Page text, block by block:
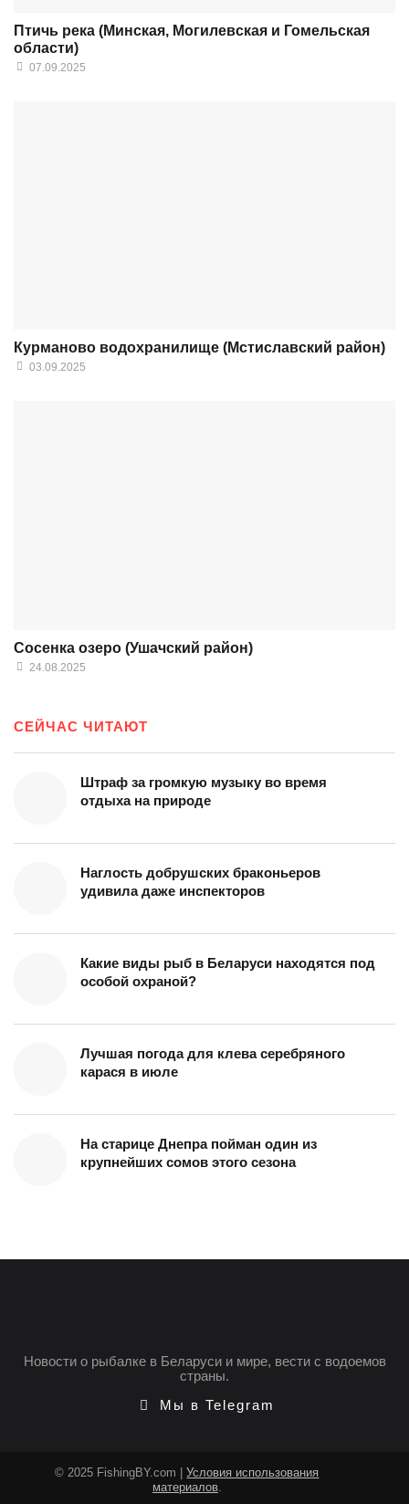
Птичь река (Минская, Могилевская и Гомельская
области)
07.09.2025
Курманово водохранилище (Мстиславский район)
03.09.2025
Сосенка озеро (Ушачский район)
24.08.2025
СЕЙЧАС ЧИТАЮТ
Штраф за громкую музыку во время
отдыха на природе
Наглость добрушских браконьеров
удивила даже инспекторов
Какие виды рыб в Беларуси находятся под
особой охраной?
Лучшая погода для клева серебряного
карася в июле
На старице Днепра пойман один из
крупнейших сомов этого сезона
Новости о рыбалке в Беларуси и мире, вести с водоемов
страны.
Мы в Telegram
© 2025 FishingBY.com |Условия использования
материалов.